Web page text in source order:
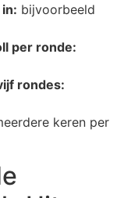
bijvoorbeeld
per ronde:
rondes:
keren per